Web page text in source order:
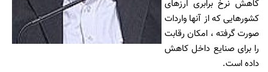
کاهش نرخ برابری ارزهای
کشورهایی که از آنها واردات
صورت گرفته ، امکان رقابت
را برای صنایع داخل کاهش
داده است.